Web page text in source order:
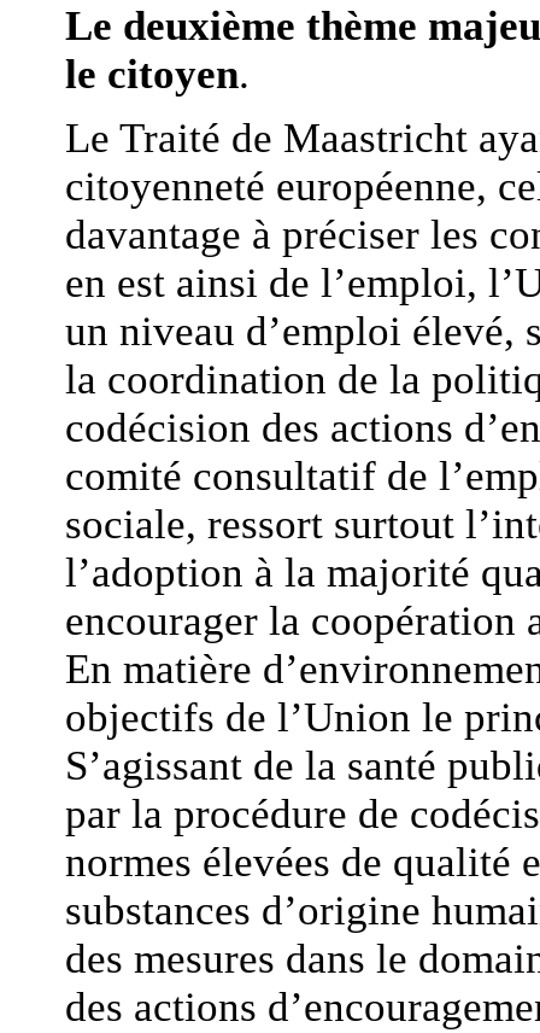
Le deuxième thème
le citoyen.
Le Traité de Maastricht
citoyenneté européenne,
davantage à préciser les
en est ainsi de l’emploi,
un niveau d’emploi élevé,
la coordination de la
codécision des actions
comité consultatif de
sociale, ressort surtout
l’adoption à la majorité
encourager la
En matière
objectifs de l’Union le
S’agissant de la santé
par la procédure de
normes élevées de qualité
substances d’origine
des mesures dans le
des actions